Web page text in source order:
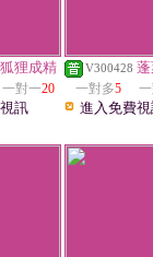
狐狸成精
一對一20
訊
V300428
一對多5
進入免費